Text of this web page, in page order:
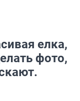
елка,
фото,